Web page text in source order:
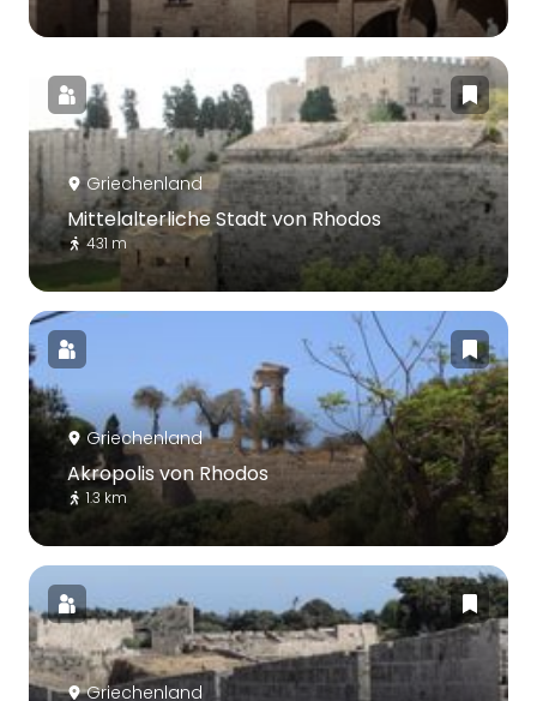
Griechenland
Mittelalterliche Stadt von Rhodos
431 m
Griechenland
Akropolis von Rhodos
1.3 km
Griechenland